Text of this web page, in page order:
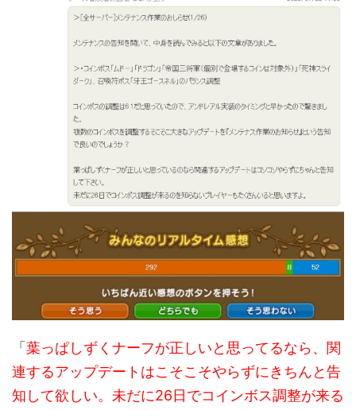
「 葉っぱしずくナーフが正しいと思ってるなら、関
連するアップデートはこそこそやらずにきちんと告
知して欲しい。未だに26日でコインボス調整が来る